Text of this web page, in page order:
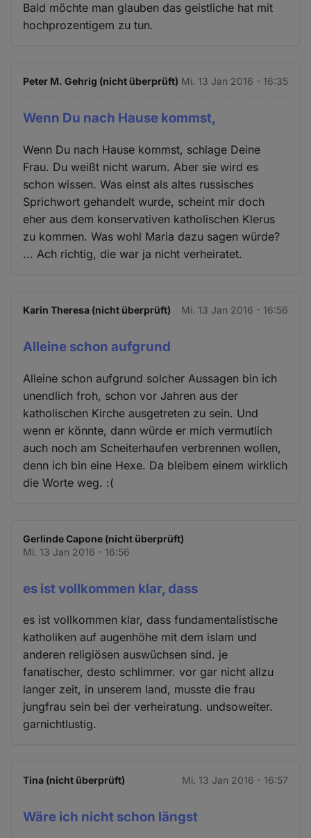
Bald möchte man glauben das geistliche hat mit
hochprozentigem zu tun.
Peter M. Gehrig (nicht überprüft) Mi. 13 Jan 2016 - 16:35
Wenn Du nach Hause kommst,
Wenn Du nach Hause kommst, schlage Deine
Frau. Du weißt nicht warum. Aber sie wird es
schon wissen. Was einst als altes russisches
Sprichwort gehandelt wurde, scheint mir doch
eher aus dem konservativen katholischen Klerus
zu kommen. Was wohl Maria dazu sagen würde?
... Ach richtig, die war ja nicht verheiratet.
Karin Theresa (nicht überprüft) Mi. 13 Jan 2016 - 16:56
Alleine schon aufgrund
Alleine schon aufgrund solcher Aussagen bin ich
unendlich froh, schon vor Jahren aus der
katholischen Kirche ausgetreten zu sein. Und
wenn er könnte, dann würde er mich vermutlich
auch noch am Scheiterhaufen verbrennen wollen,
denn ich bin eine Hexe. Da bleibem einem wirklich
die Worte weg. :(
Gerlinde Capone (nicht überprüft)
Mi. 13 Jan 2016 - 16:56
es ist vollkommen klar, dass
es ist vollkommen klar, dass fundamentalistische
katholiken auf augenhöhe mit dem islam und
anderen religiösen auswüchsen sind. je
fanatischer, desto schlimmer. vor gar nicht allzu
langer zeit, in unserem land, musste die frau
jungfrau sein bei der verheiratung. undsoweiter.
garnichtlustig.
Tina (nicht überprüft) Mi. 13 Jan 2016 - 16:57
Wäre ich nicht schon längst